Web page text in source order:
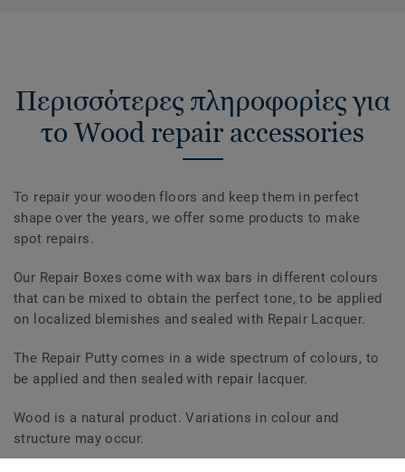
Περισσότερες πληροφορίες για
το Wood repair accessories
To repair your wooden floors and keep them in perfect
shape over the years, we offer some products to make
spot repairs.
Our Repair Boxes come with wax bars in different colours
that can be mixed to obtain the perfect tone, to be applied
on localized blemishes and sealed with Repair Lacquer.
The Repair Putty comes in a wide spectrum of colours, to
be applied and then sealed with repair lacquer.
Wood is a natural product. Variations in colour and
structure may occur.